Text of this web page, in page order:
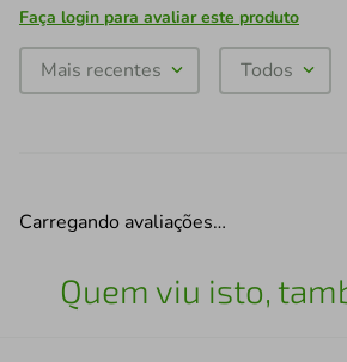
Faça login para avaliar este produto
Mais recentes Todos
Carregando avaliações…
Quem viu isto,